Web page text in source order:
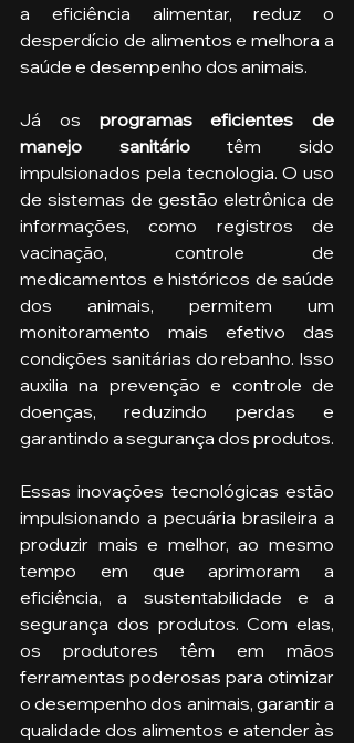
a eficiência alimentar, reduz o
desperdício de alimentos e melhora a
saúde e desempenho dos animais.
Já os programas eficientes de
manejo sanitário têm sido
impulsionados pela tecnologia. O uso
de sistemas de gestão eletrônica de
informações, como registros de
vacinação, controle de
medicamentos e históricos de saúde
dos animais, permitem um
monitoramento mais efetivo das
condições sanitárias do rebanho. Isso
auxilia na prevenção e controle de
doenças, reduzindo perdas e
garantindo a segurança dos produtos.
Essas inovações tecnológicas estão
impulsionando a pecuária brasileira a
produzir mais e melhor, ao mesmo
tempo em que aprimoram a
eficiência, a sustentabilidade e a
segurança dos produtos. Com elas,
os produtores têm em mãos
ferramentas poderosas para otimizar
o desempenho dos animais, garantir a
qualidade dos alimentos e atender às